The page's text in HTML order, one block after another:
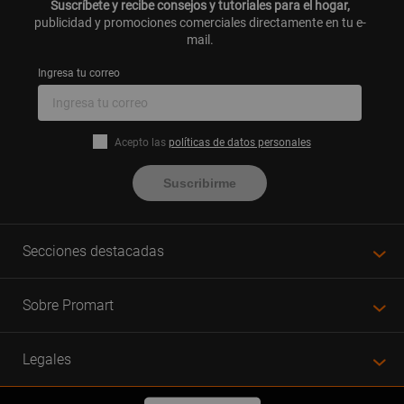
Suscríbete y recibe consejos y tutoriales para el hogar,
publicidad y promociones comerciales directamente en tu e-
mail.
Ingresa tu correo
Acepto las políticas de datos personales
Suscribirme
Secciones destacadas
Sobre Promart
Legales